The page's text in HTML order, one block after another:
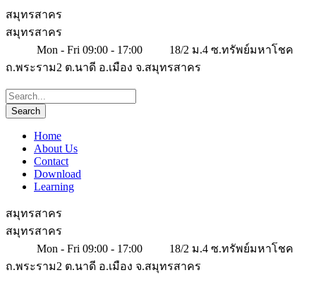
สมุทรสาคร
สมุทรสาคร
Mon - Fri 09:00 - 17:00
18/2 ม.4 ซ.ทรัพย์มหาโชค
ถ.พระราม2 ต.นาดี อ.เมือง จ.สมุทรสาคร
Home
About Us
Contact
Download
Learning
สมุทรสาคร
สมุทรสาคร
Mon - Fri 09:00 - 17:00
18/2 ม.4 ซ.ทรัพย์มหาโชค
ถ.พระราม2 ต.นาดี อ.เมือง จ.สมุทรสาคร